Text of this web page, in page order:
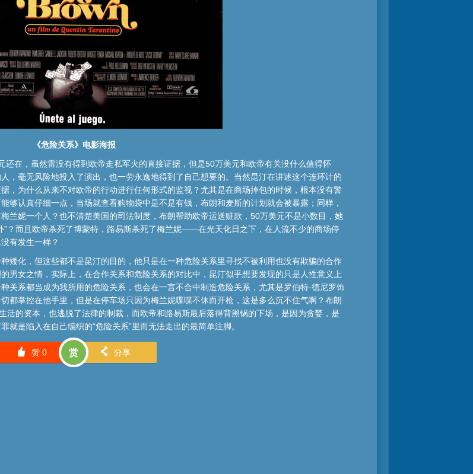
《危险关系》电影海报
在，虽然雷没有得到欧帝走私军火的直接证据，但是50万美元和欧帝有关没什么值得怀
，毫无风险地投入了演出，也一劳永逸地得到了自己想要的。当然昆汀在讲述这个连环计的
，为什么从来不对欧帝的行动进行任何形式的监视？尤其是在商场掉包的时候，根本没有警
够认真仔细一点，当场就查看购物袋中是不是有钱，布朗和麦斯的计划就会被暴露；同样，
兰妮一个人？也不清楚美国的司法制度，布朗帮助欧帝运送赃款，50万美元不是小数目，她
”？而且欧帝杀死了博蒙特，路易斯杀死了梅兰妮——在光天化日之下，在人流不少的商场停
有发生一样？
矮化，但这些都不是昆汀的目的，他只是在一种危险关系里寻找不被利用也没有欺骗的合作
男女之情，实际上，在合作关系和危险关系的对比中，昆汀似乎想要发现的只是人性意义上
关系都当成为我所用的危险关系，也会在一言不合中制造危险关系，尤其是罗伯特·德尼罗饰
都掌控在他手里，但是在停车场只因为梅兰妮喋喋不休而开枪，这是多么沉不住气啊？布朗
活的资本，也逃脱了法律的制裁，而欧帝和路易斯最后落得背黑锅的下场，是因为贪婪，是
是陷入在自己编织的“危险关系”里而无法走出的最简单注脚。
󰄼 赞 0 赏 󰄯 分享